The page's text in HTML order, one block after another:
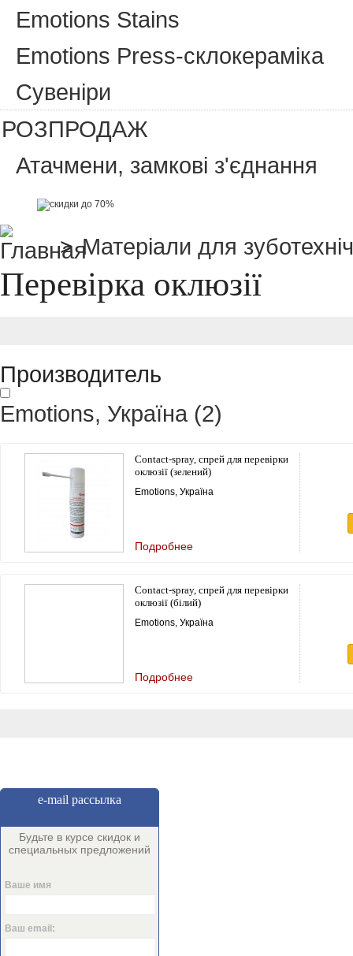
Emotions Stains
Emotions Press-склокераміка
Сувеніри
РОЗПРОДАЖ
Атачмени, замкові з'єднання
> Матеріали для
Перевірка оклюзії
Производитель
Emotions, Україна (2)
Contact-spray, спрей для перевірки
оклюзії (зелений)
Emotions, Україна
Подробнее
Contact-spray, спрей для перевірки
оклюзії (білий)
Emotions, Україна
Подробнее
e-mail рассылка
Будьте в курсе скидок и
специальных предложений
Ваше имя
Ваш email: